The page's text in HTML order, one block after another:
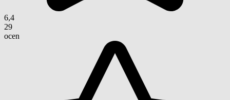
6,4
29
ocen